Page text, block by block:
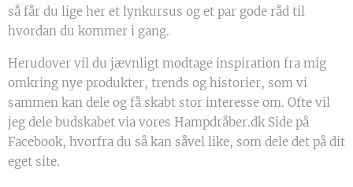
så får du lige her et lynkursus og et par gode råd til
hvordan du kommer i gang.
Herudover vil du jævnligt modtage inspiration fra mig
omkring nye produkter, trends og historier, som vi
sammen kan dele og få skabt stor interesse om. Ofte vil
jeg dele budskabet via vores Hampdråber.dk Side på
Facebook, hvorfra du så kan såvel like, som dele det på dit
eget site.